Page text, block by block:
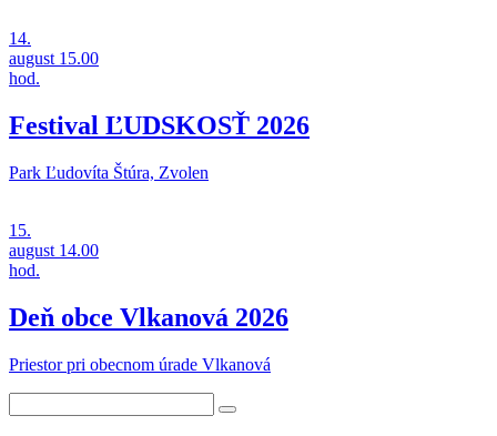
14.
august 15.00
hod.
Festival ĽUDSKOSŤ 2026
Park Ľudovíta Štúra, Zvolen
15.
august 14.00
hod.
Deň obce Vlkanová 2026
Priestor pri obecnom úrade Vlkanová